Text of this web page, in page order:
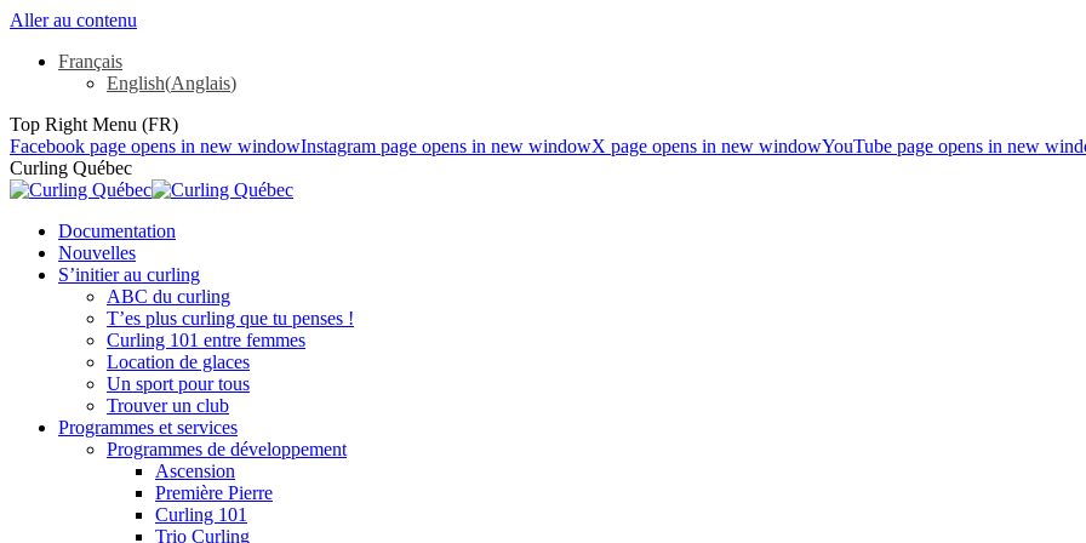
Aller au contenu
Français
English(Anglais)
Top Right Menu (FR)
Facebook page opens in new windowInstagram page opens in new windowX page opens in new windowYouTube page opens in new
Curling Québec
Documentation
Nouvelles
S’initier au curling
ABC du curling
T’es plus curling que tu penses !
Curling 101 entre femmes
Location de glaces
Un sport pour tous
Trouver un club
Programmes et services
Programmes de développement
Ascension
Première Pierre
Curling 101
Trio Curling